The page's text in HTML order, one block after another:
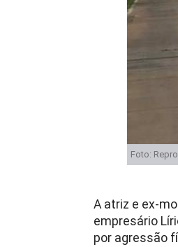
Foto:
A atriz e ex-
empresário
por agressão